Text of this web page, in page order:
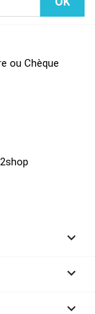
ou Chèque


